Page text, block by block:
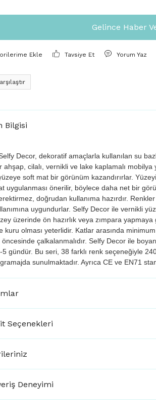
Gelince Haber
Tavsiye Et Yorum Yaz
Bilgisi
Decor, dekoratif amaçlarla kullanılan su
ahşap, cilalı, vernikli ve lake kaplamalı
soft mat bir görünüm kazandırırlar.
uygulanması önerilir, böylece daha net bir
doğrudan kullanıma hazırdır.
uygundurlar. Selfy Decor ile vernikli
üzerinde ön hazırlık veya zımpara
kuru olması yeterlidir. Katlar arasında
öncesinde çalkalanmalıdır. Selfy Decor ile
5 gündür. Bu seri, 38 farklı renk seçeneğiyle
sunulmaktadır. Ayrıca CE ve EN71
Seçenekleri
Deneyimi